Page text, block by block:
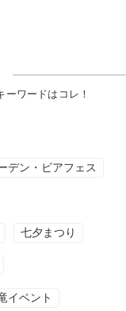
ワードはコレ！
デン・ビアフェス
七夕まつり
イベント